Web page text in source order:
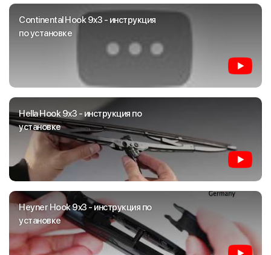
Continental Hook 9x3 - инструкция
по установке
Hella Hook 9x3 - инструкция по
установке
Heyner Hook 9x3 - инструкция по
установке